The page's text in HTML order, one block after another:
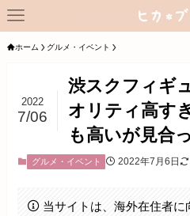
ホーム グルメ・イベント
渋スクフィギ
オリティ高す
も高いが見合
2022
7/06
グルメ・イベント 2022年7月6日
当サイトは、海外在住者